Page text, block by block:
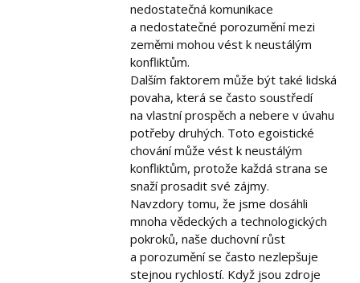
nedostatečná komunikace
a nedostatečné porozumění mezi
zeměmi mohou vést k neustálým
konfliktům.
Dalším faktorem může být také lidská
povaha, která se často soustředí
na vlastní prospěch a nebere v úvahu
potřeby druhých. Toto egoistické
chování může vést k neustálým
konfliktům, protože každá strana se
snaží prosadit své zájmy.
Navzdory tomu, že jsme dosáhli
mnoha vědeckých a technologických
pokroků, naše duchovní růst
a porozumění se často nezlepšuje
stejnou rychlostí. Když jsou zdroje